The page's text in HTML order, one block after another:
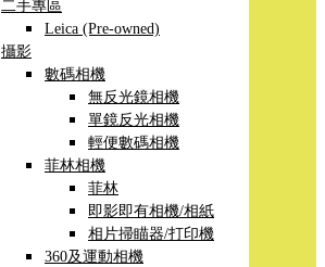
二手專區
Leica (Pre-owned)
攝影
數碼相機
無反光鏡相機
單鏡反光相機
輕便數碼相機
菲林相機
菲林
即影即有相機/相紙
相片掃瞄器/打印機
360及運動相機